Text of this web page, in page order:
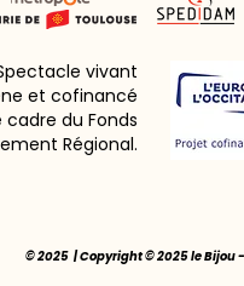
vivant
et cofinancé
du Fonds
Régional.
© 2025 | Copyright © 2025 le Bijou